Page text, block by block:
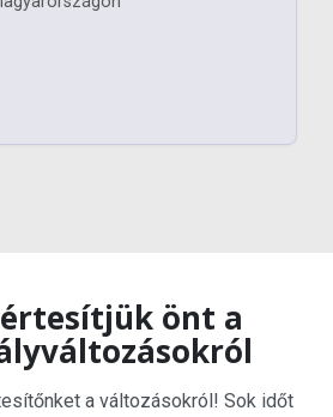
önt a
a változásokról! Sok időt